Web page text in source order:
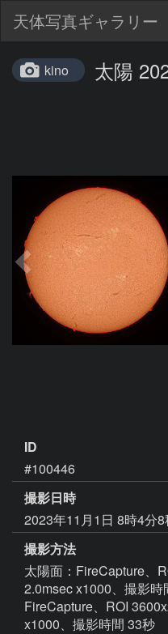
天体写真ギャラリー
kino 太陽
ID
#100446
撮影日時
2023年11月1日 8時4分8
撮影方法
太陽面：FireCapture、
2.0msec x1000、撮影時
FireCapture、ROI
x1000、撮影時間 33秒